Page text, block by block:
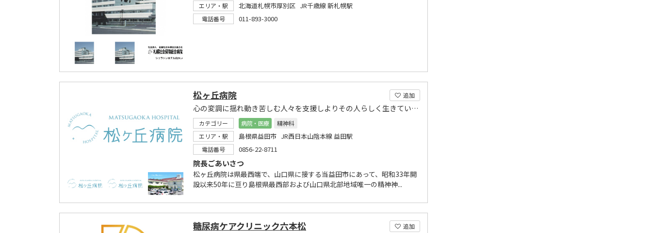
エリア・駅
北海道札幌市厚別区 JR千歳線 新札幌駅
電話番号 011-893-3000
追加
松ヶ丘病院
心の変調に揺れ動き苦しむ人々を支援しよりその人らしく生きていく為の医療と看護に努めています
カテゴリー 病院・医療
精神科
エリア・駅
島根県益田市 JR西日本山陰本線 益田駅
電話番号 0856-22-8711
院長ごあいさつ
松ヶ丘病院は県最西端で、山口県に接する当益田市にあって、昭和33年開
設以来50年に亘り島根県最西部および山口県北部地域唯一の精神神...
追加
糖尿病ケアクリニック六本松